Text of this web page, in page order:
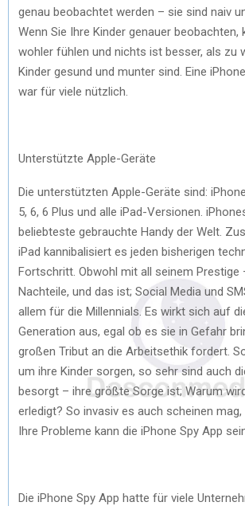
genau beobachtet werden – sie sind naiv
Wenn Sie Ihre Kinder genauer beobachten,
wohler fühlen und nichts ist besser, als zu
Kinder gesund und munter sind. Eine
war für viele nützlich.
Unterstützte Apple-Geräte
Die unterstützten Apple-Geräte sind:
5, 6, 6 Plus und alle iPad-Versionen.
beliebteste gebrauchte Handy der Welt.
iPad kannibalisiert es jeden bisherigen
Fortschritt. Obwohl mit all seinem Prestige
Nachteile, und das ist; Social Media und
allem für die Millennials. Es wirkt sich auf
Generation aus, egal ob es sie in Gefahr
großen Tribut an die Arbeitsethik fordert.
um ihre Kinder sorgen, so sehr sind auch
besorgt – ihre größte Sorge ist; Warum
erledigt? So invasiv es auch scheinen
Ihre Probleme kann die iPhone Spy App
Die iPhone Spy App hatte für viele